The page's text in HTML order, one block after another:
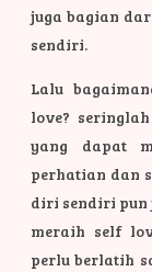
juga bagian
sendiri.
Lalu
love?
yang dapat
perhatian dan
diri sendiri pun
meraih self
perlu berlatih